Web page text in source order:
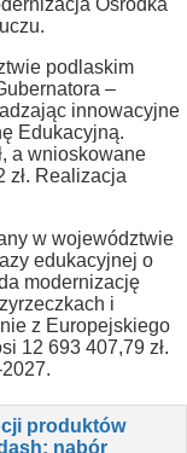
podlaskim
–
innowacyjne
Edukacyjną.
a wnioskowane
zł. Realizacja
w województwie
edukacyjnej o
modernizację
i
z Europejskiego
12 693 407,79 zł.
produktów
nabór